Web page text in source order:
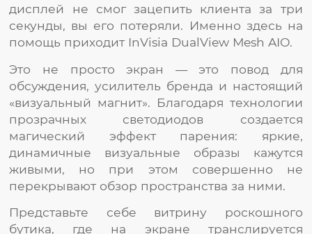
дисплей не смог зацепить клиента за три
секунды, вы его потеряли. Именно здесь на
помощь приходит InVisia DualView Mesh AIO.
Это не просто экран — это повод для
обсуждения, усилитель бренда и настоящий
«визуальный магнит». Благодаря технологии
прозрачных светодиодов создается
магический эффект парения: яркие,
динамичные визуальные образы кажутся
живыми, но при этом совершенно не
перекрывают обзор пространства за ними.
Представьте себе витрину роскошного
бутика, где на экране транслируется